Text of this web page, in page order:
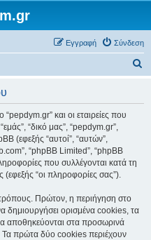
Σύνδεση
Εγγραφή
και οι εταιρείες που
“δικό μας”, “pepdym.gr”,
(εφεξής “αυτοί”, “αυτών”,
“phpBB Limited”, “phpBB
που συλλέγονται κατά τη
“οι πληροφορίες σας”).
Πρώτον, η περιήγηση στο
δημιουργήσει ορισμένα cookies, τα
αποθηκεύονται στα προσωρινά
Τα πρώτα δύο cookies περιέχουν